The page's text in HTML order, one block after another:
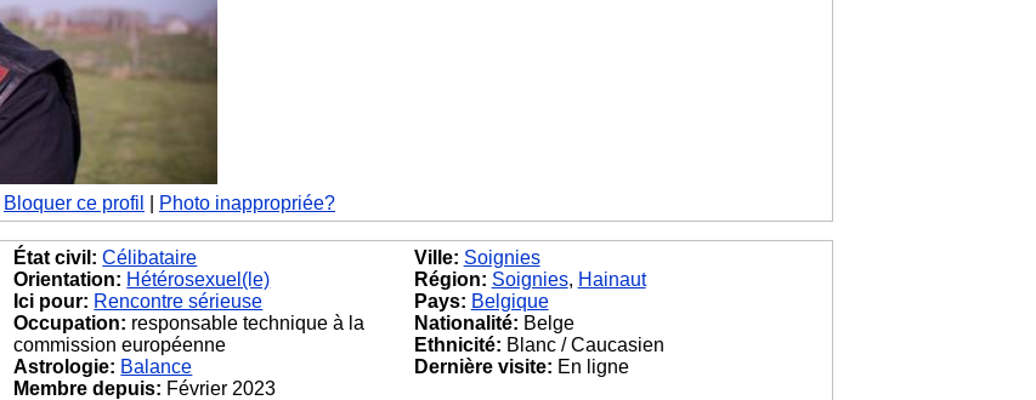
Bloquer ce profil Photo inappropriée?
État civil: Célibataire
Orientation: Hétérosexuel(le)
Ici pour: Rencontre sérieuse
Occupation: responsable technique à la
commission européenne
Astrologie: Balance
Membre depuis: Février 2023
Ville: Soignies
Région: Soignies, Hainaut
Pays: Belgique
Nationalité: Belge
Ethnicité: Blanc / Caucasien
Dernière visite: En ligne